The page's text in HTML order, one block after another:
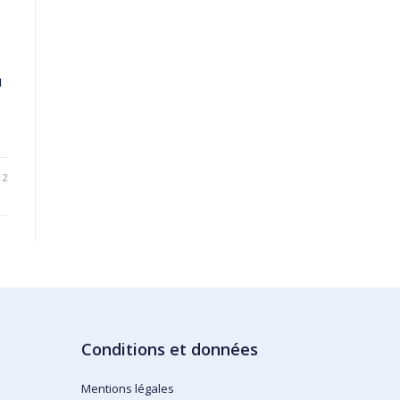
Conditions et données
Mentions légales